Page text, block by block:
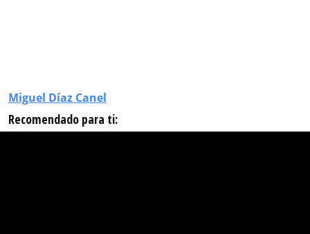
Miguel Díaz Canel
Recomendado para ti: